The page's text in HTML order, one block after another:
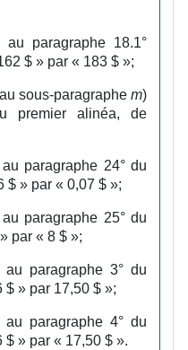
au paragraphe 18.1°
$ » par « 183 $ »;
sous‑paragraphe m)
premier alinéa, de
paragraphe 24° du
$ » par « 0,07 $ »;
paragraphe 25° du
par « 8 $ »;
au paragraphe 3° du
» par 17,50 $ »;
au paragraphe 4° du
» par « 17,50 $ ».